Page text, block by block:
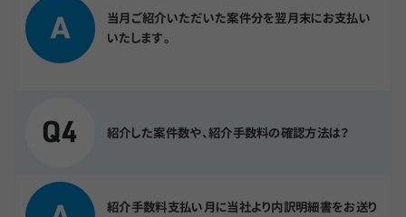
当月ご紹介いただいた案件分を翌月末にお支払い
いたします。
紹介した案件数や、紹介手数料の確認方法は？
紹介手数料支払い月に当社より内訳明細書をお送り